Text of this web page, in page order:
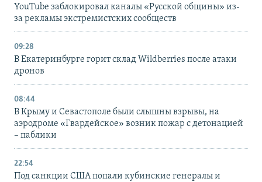
YouTube заблокировал каналы «Русской общины» из-
за рекламы экстремистских сообществ
09:28
В Екатеринбурге горит склад Wildberries после атаки
дронов
08:44
В Крыму и Севастополе были слышны взрывы, на
аэродроме «Гвардейское» возник пожар с детонацией
– паблики
22:54
Под санкции США попали кубинские генералы и